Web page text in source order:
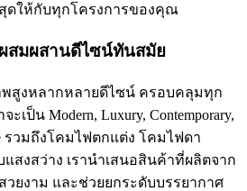
ให้กับทุกโครงการของคุณ
สมผสานดีไซน์ทันสมัย
สูงหลากหลายดีไซน์ ครอบคลุมทุก
ป็น Modern, Luxury, Contemporary,
รวมถึงโคมไฟตกแต่ง โคมไฟดา
สงสว่าง เรานำเสนอสินค้าที่ผลิตจาก
ยงาม และช่วยยกระดับบรรยากาศ